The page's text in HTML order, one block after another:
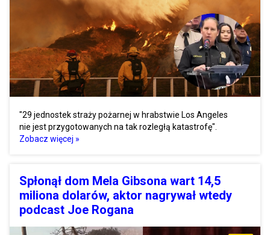
"29 jednostek straży pożarnej w hrabstwie Los Angeles
nie jest przygotowanych na tak rozległą katastrofę".
Zobacz więcej »
Spłonął dom Mela Gibsona wart 14,5
miliona dolarów, aktor nagrywał wtedy
podcast Joe Rogana